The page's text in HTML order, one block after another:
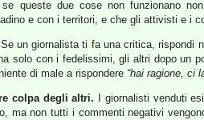
queste due cose non funzionano
e con i territori, e che gli attivisti e i
Se un giornalista ti fa una critica, rispondi
solo con i fedelissimi, gli altri dopo un
di male a rispondere “hai ragione, ci
colpa degli altri. I giornalisti venduti
ma non tutti i commenti negativi